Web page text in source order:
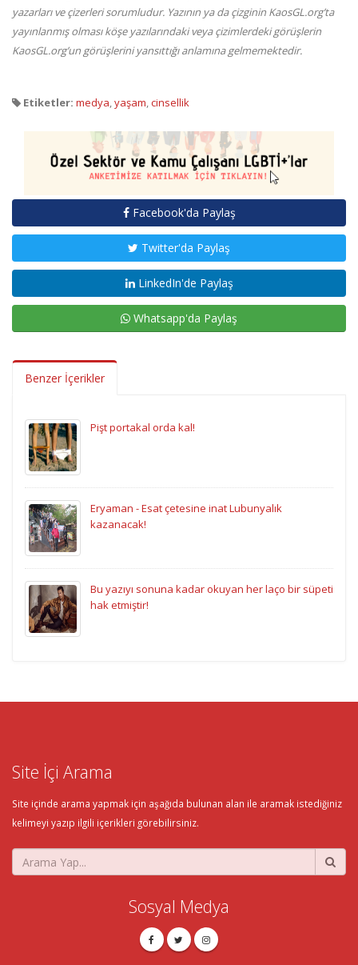
yazarları ve çizerleri sorumludur. Yazının ya da çizginin KaosGL.org’ta
yayınlanmış olması köşe yazılarındaki veya çizimlerdeki görüşlerin
KaosGL.org’un görüşlerini yansıttığı anlamına gelmemektedir.
Etiketler: medya yaşam cinsellik
Facebook'da Paylaş
Twitter'da Paylaş
LinkedIn'de Paylaş
Whatsapp'da Paylaş
Benzer İçerikler
Pişt portakal orda kal!
Eryaman - Esat çetesine inat Lubunyalık
kazanacak!
Bu yazıyı sonuna kadar okuyan her laço bir süpeti
hak etmiştir!
Site İçi Arama
Site içinde arama yapmak için aşağıda bulunan alan ile aramak istediğiniz
kelimeyi yazıp ilgili içerikleri görebilirsiniz.
Sosyal Medya